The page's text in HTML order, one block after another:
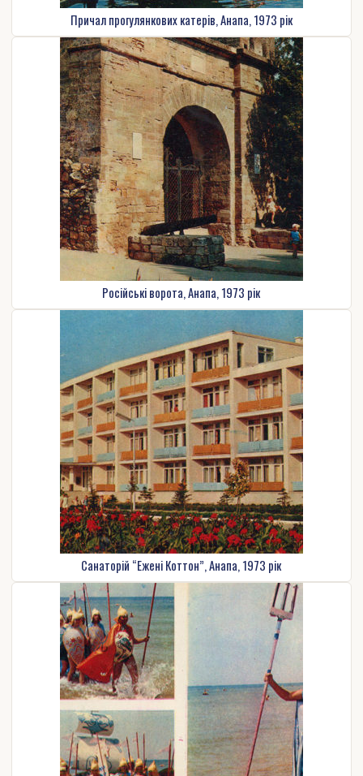
Причал прогулянкових катерів, Анапа, 1973 рік
Російські ворота, Анапа, 1973 рік
Санаторій “Ежені Коттон”, Анапа, 1973 рік